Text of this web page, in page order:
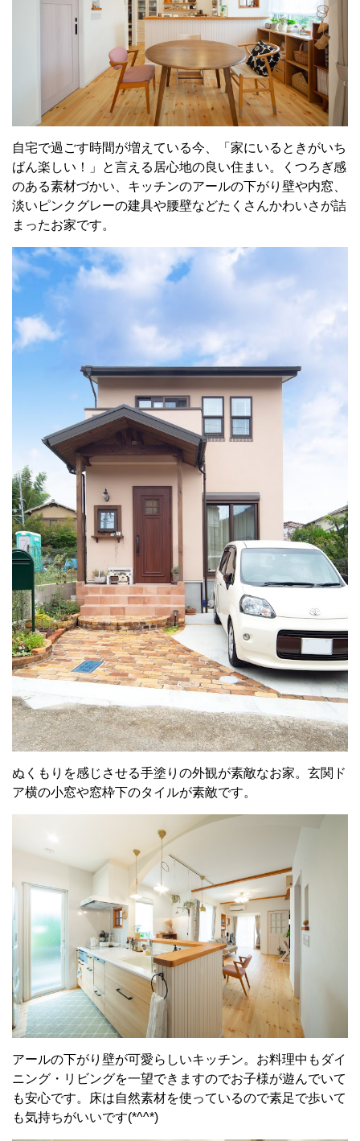
自宅で過ごす時間が増えている今、「家にいるときがいち
ばん楽しい！」と言える居心地の良い住まい。くつろぎ感
のある素材づかい、キッチンのアールの下がり壁や内窓、
淡いピンクグレーの建具や腰壁などたくさんかわいさが詰
まったお家です。
ぬくもりを感じさせる手塗りの外観が素敵なお家。玄関ド
ア横の小窓や窓枠下のタイルが素敵です。
アールの下がり壁が可愛らしいキッチン。お料理中もダイ
ニング・リビングを一望できますのでお子様が遊んでいて
も安心です。床は自然素材を使っているので素足で歩いて
も気持ちがいいです(*^^*)